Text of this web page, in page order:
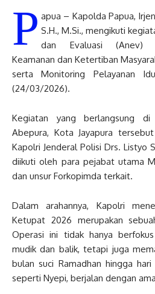
P apua – Kapolda Papua,
S.H., M.Si., mengikuti
dan Evaluasi (Anev)
Keamanan dan Ketertiban
serta Monitoring Pelayanan
(24/03/2026).
Kegiatan yang berlangsung
Abepura, Kota Jayapura
Kapolri Jenderal Polisi Drs. Listyo
diikuti oleh para pejabat utama
dan unsur Forkopimda terkait.
Dalam arahannya, Kapolri
Ketupat 2026 merupakan
Operasi ini tidak hanya
mudik dan balik, tetapi juga
bulan suci Ramadhan hingga
seperti Nyepi, berjalan dengan